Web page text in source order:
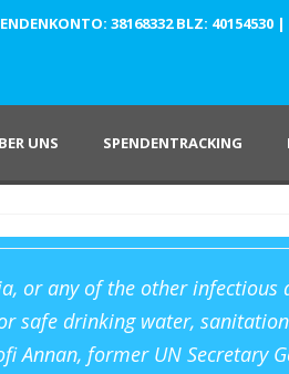
38168332 BLZ: 40154530
UNS SPENDENTRACKING
or any of the other
safe drinking water,
Annan, former UN Secretary